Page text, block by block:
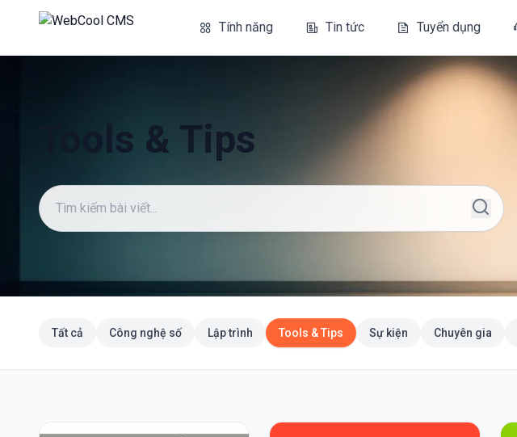
Tính năng Tin tức Tuyển dụng
Tools & Tips
Tất cả Công nghệ số Lập trình Tools & Tips Sự kiện Chuyên gia